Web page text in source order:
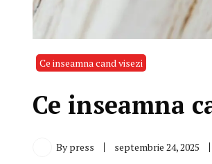
Ce inseamna cand visezi
Ce inseamna
By press septembrie 24, 2025